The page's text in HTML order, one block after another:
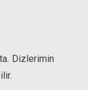
Dizlerimin